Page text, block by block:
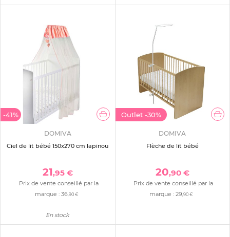
-41%
DOMIVA
Ciel de lit bébé 150x270 cm lapinou
21,95 €
Prix de vente conseillé par la
marque : 36,90 €
En stock
Outlet -30%
DOMIVA
Flèche de lit bébé
20,90 €
Prix de vente conseillé par la
marque :29 ,90 €